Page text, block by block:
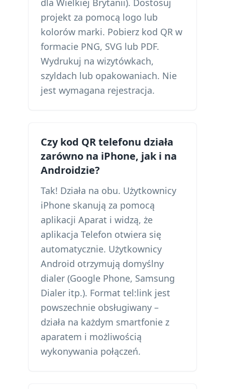
dla Wielkiej Brytanii). Dostosuj
projekt za pomocą logo lub
kolorów marki. Pobierz kod QR w
formacie PNG, SVG lub PDF.
Wydrukuj na wizytówkach,
szyldach lub opakowaniach. Nie
jest wymagana rejestracja.
Czy kod QR telefonu działa
zarówno na iPhone, jak i na
Androidzie?
Tak! Działa na obu. Użytkownicy
iPhone skanują za pomocą
aplikacji Aparat i widzą, że
aplikacja Telefon otwiera się
automatycznie. Użytkownicy
Android otrzymują domyślny
dialer (Google Phone, Samsung
Dialer itp.). Format tel:link jest
powszechnie obsługiwany –
działa na każdym smartfonie z
aparatem i możliwością
wykonywania połączeń.